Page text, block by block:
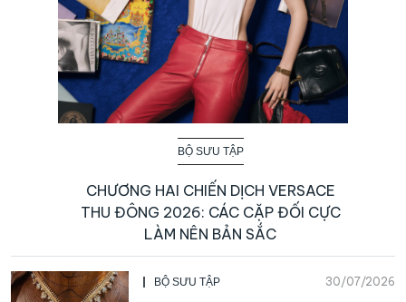
BỘ SƯU TẬP
CHƯƠNG HAI CHIẾN DỊCH VERSACE
THU ĐÔNG 2026: CÁC CẶP ĐỐI CỰC
LÀM NÊN BẢN SẮC
BỘ SƯU TẬP 30/07/2026